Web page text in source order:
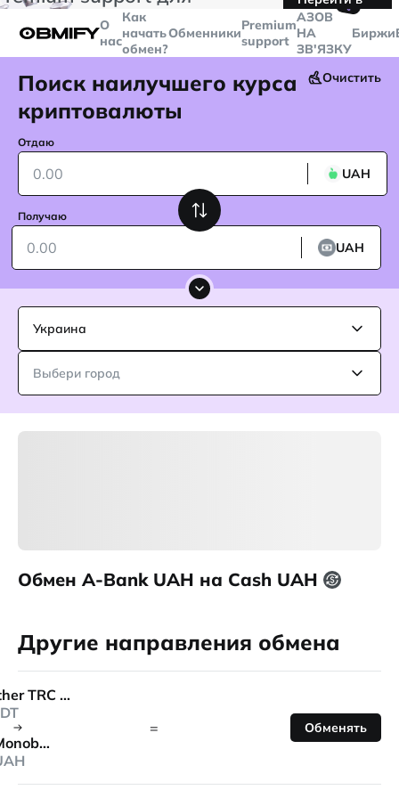
больше
$5000
Telegram
О
нас
Как
начать
обмен?
ОбменникиPremium
support
🤙
AЗОВ
НА
ЗВ'ЯЗКУ
Биржи
Поиск наилучшего курса
криптовалюты
Очистить
Отдаю
UAH
Получаю
UAH
Украина
Выбери город
Обмен A-Bank UAH на Cash UAH
Другие направления обмена
Tether TRC 20
Monobank
= Обменять